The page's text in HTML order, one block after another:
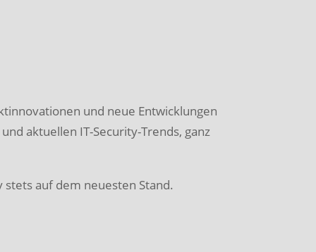
und neue Entwicklungen
aktuellen IT-Security-Trends, ganz
auf dem neuesten Stand.